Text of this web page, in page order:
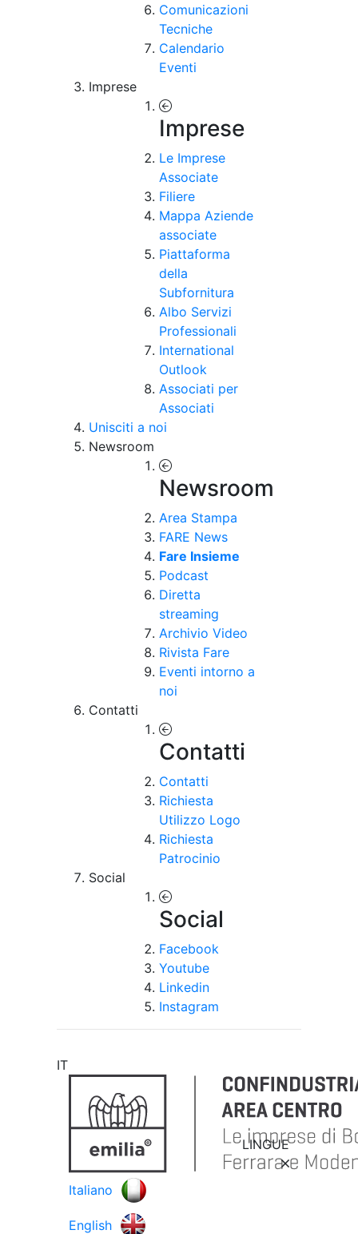
Comunicazioni
Tecniche
Calendario
Eventi
Imprese
Imprese
Le Imprese
Associate
Filiere
Mappa Aziende
associate
Piattaforma
della
Subfornitura
Albo Servizi
Professionali
International
Outlook
Associati per
Associati
Unisciti a noi
Newsroom
Newsroom
Area Stampa
FARE News
Fare Insieme
Podcast
Diretta
streaming
Archivio Video
Rivista Fare
Eventi intorno a
noi
Contatti
Contatti
Contatti
Richiesta
Utilizzo Logo
Richiesta
Patrocinio
Social
Social
Facebook
Youtube
Linkedin
Instagram
IT
LINGUE
Italiano
English